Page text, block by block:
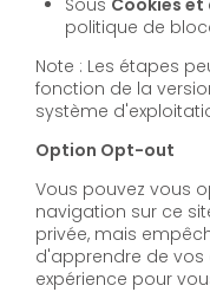
Sous Cookies et
politique de
Note : Les étapes
fonction de la
système
Option Opt-out
Vous pouvez vous
navigation sur ce
privée, mais
d'apprendre de vos
expérience pour